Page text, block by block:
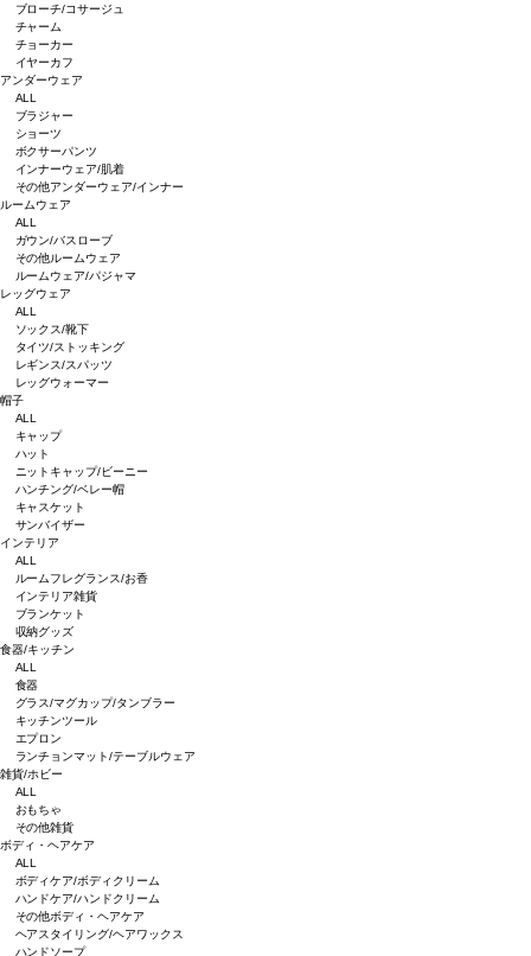
ブローチ/コサージュ
チャーム
チョーカー
イヤーカフ
アンダーウェア
ALL
ブラジャー
ショーツ
ボクサーパンツ
インナーウェア/肌着
その他アンダーウェア/インナー
ルームウェア
ALL
ガウン/バスローブ
その他ルームウェア
ルームウェア/パジャマ
レッグウェア
ALL
ソックス/靴下
タイツ/ストッキング
レギンス/スパッツ
レッグウォーマー
帽子
ALL
キャップ
ハット
ニットキャップ/ビーニー
ハンチング/ベレー帽
キャスケット
サンバイザー
インテリア
ALL
ルームフレグランス/お香
インテリア雑貨
ブランケット
収納グッズ
食器/キッチン
ALL
食器
グラス/マグカップ/タンブラー
キッチンツール
エプロン
ランチョンマット/テーブルウェア
雑貨/ホビー
ALL
おもちゃ
その他雑貨
ボディ・ヘアケア
ALL
ボディケア/ボディクリーム
ハンドケア/ハンドクリーム
その他ボディ・ヘアケア
ヘアスタイリング/ヘアワックス
ハンドソープ